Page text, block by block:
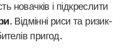
новачків і підкреслити
. Відмінні риси та ризик-
пригод.